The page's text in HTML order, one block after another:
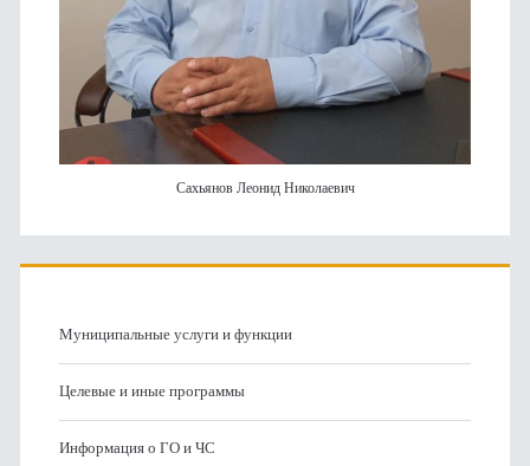
Сахьянов Леонид Николаевич
Муниципальные услуги и функции
Целевые и иные программы
Информация о ГО и ЧС